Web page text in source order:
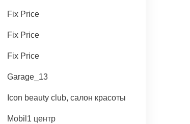
Fix Price
Fix Price
Fix Price
Garage_13
Icon beauty club, салон красоты
Mobil1 центр